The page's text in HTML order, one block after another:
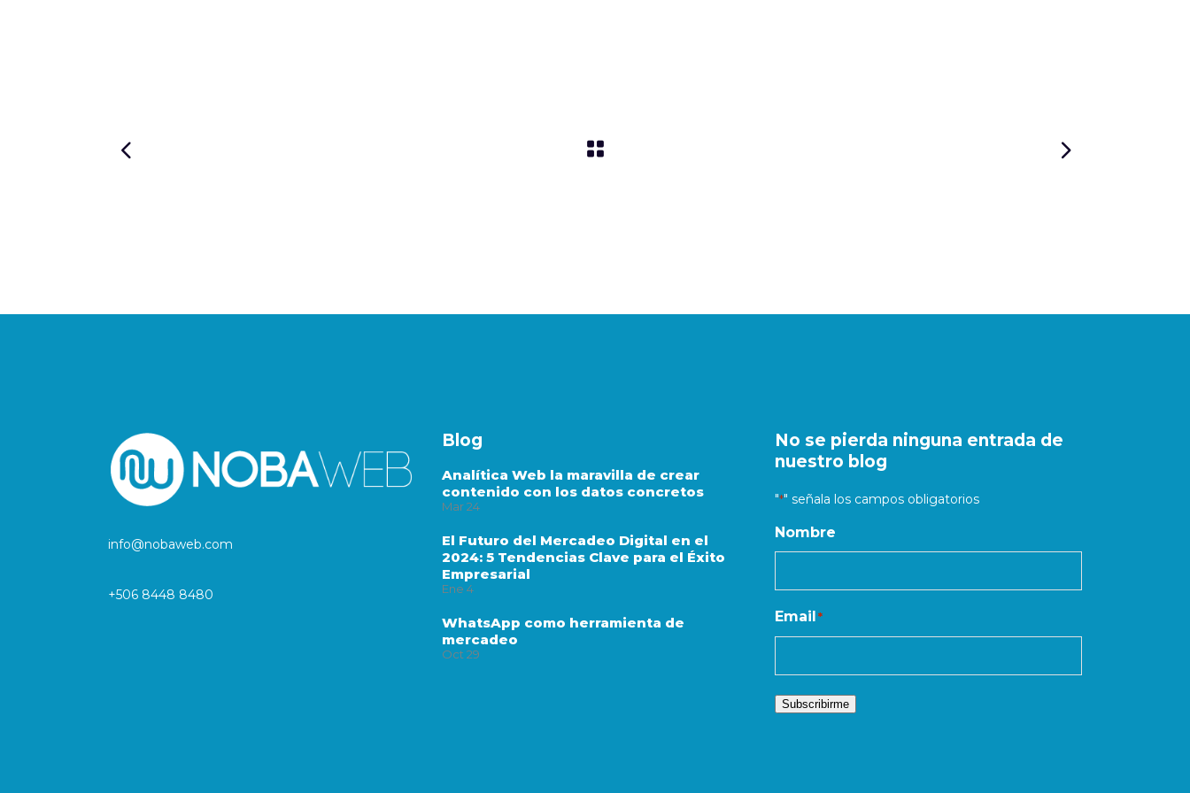
info@nobaweb.com
+506 8448 8480
Blog
Analítica Web la maravilla de crear
contenido con los datos concretos
Mar 24
El Futuro del Mercadeo Digital en el
2024: 5 Tendencias Clave para el Éxito
Empresarial
Ene 4
WhatsApp como herramienta de
mercadeo
Oct 29
No se pierda ninguna entrada de
nuestro blog
"*" señala los campos obligatorios
Nombre
Email *
Subscribirme